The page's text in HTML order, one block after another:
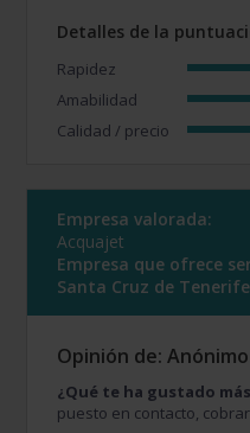
Detalles de la
Rapidez
Amabilidad
Calidad / precio
Empresa valorada:
Acquajet
Empresa que ofrece
Santa Cruz de Tenerife
Opinión de: Anónimo
¿Qué te ha gustado
puesto en contacto,